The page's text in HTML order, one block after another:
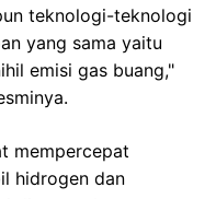
teknologi-teknologi
yang sama yaitu
emisi gas buang,"
mempercepat
hidrogen dan